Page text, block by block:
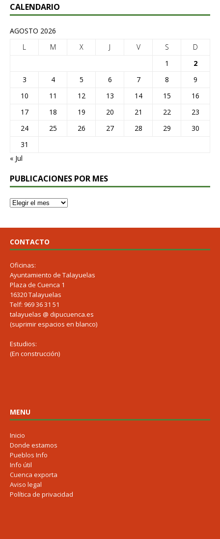
CALENDARIO
AGOSTO 2026
L
M X J V S
D
1
2
3
4 5 6 7 8
9
10
11 12 13 14 15
16
17
18 19 20 21 22
23
24
25 26 27 28 29
30
31
« Jul
PUBLICACIONES POR MES
CONTACTO
Oficinas:
Ayuntamiento de Talayuelas
Plaza de Cuenca 1
16320 Talayuelas
Telf: 969 36 31 51
talayuelas @ dipucuenca.es
(suprimir espacios en blanco)
Estudios:
(En construcción)
MENU
Inicio
Donde estamos
Pueblos Info
Info útil
Cuenca exporta
Aviso legal
Política de privacidad